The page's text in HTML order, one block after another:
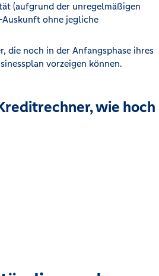
(aufgrund der unregelmäßigen
Auskunft ohne jegliche
die noch in der Anfangsphase ihres
vorzeigen können.
wie